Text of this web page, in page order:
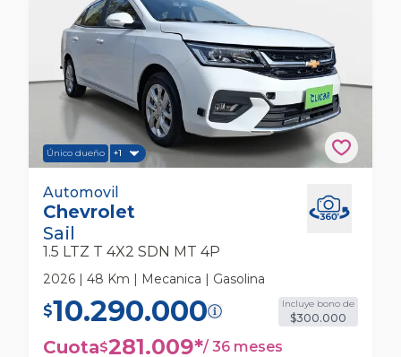
Único dueño +1
Chevrolet Sail 1.5 Ltz T 4x2 Sdn Mt 4p
Automovil
Automovil
Chevrolet
Sail
1.5 LTZ T 4X2 SDN MT 4P
2026 | 48 Km | Mecanica | Gasolina
$10.290.000 Incluye bono de
$300.000
Cuota$281.009*/ 36 meses